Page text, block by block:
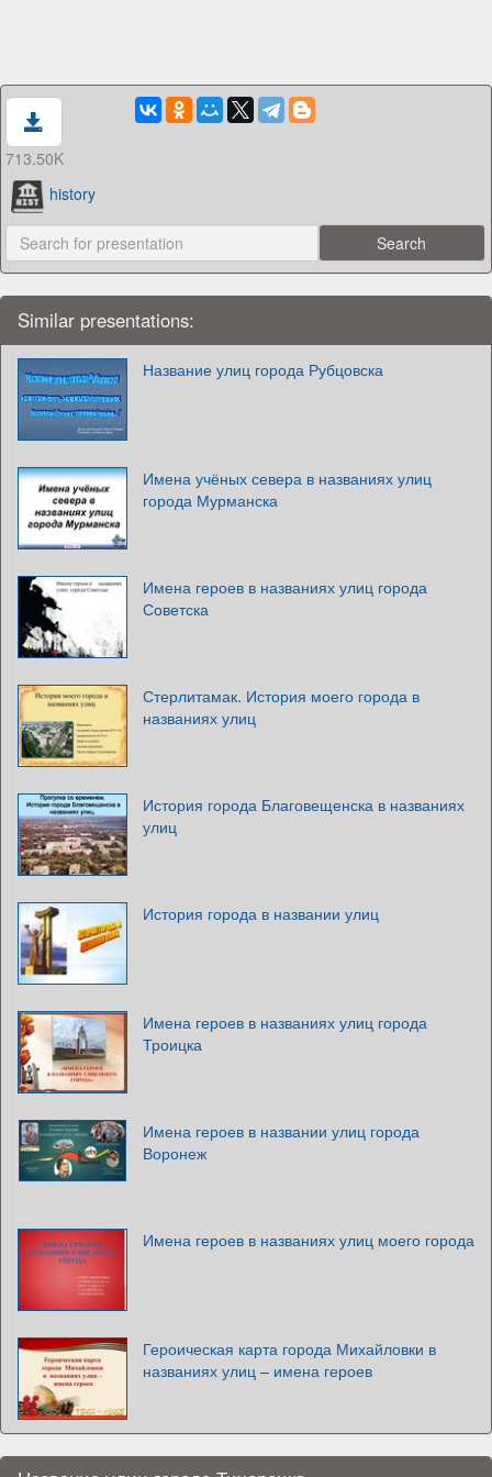
713.50K
history
Similar presentations:
Название улиц города Рубцовска
Имена учёных севера в названиях улиц
города Мурманска
Имена героев в названиях улиц города
Советска
Стерлитамак. История моего города в
названиях улиц
История города Благовещенска в названиях
улиц
История города в названии улиц
Имена героев в названиях улиц города
Троицка
Имена героев в названии улиц города
Воронеж
Имена героев в названиях улиц моего города
Героическая карта города Михайловки в
названиях улиц – имена героев